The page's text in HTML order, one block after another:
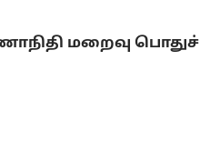
மறைவு பொதுச்